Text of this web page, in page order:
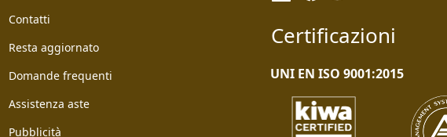
Contatti
Resta aggiornato
Domande frequenti
Assistenza aste
Pubblicità
Certificazioni
UNI EN ISO 9001:2015